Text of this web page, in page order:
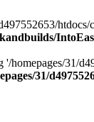
'/homepages/31/
31/